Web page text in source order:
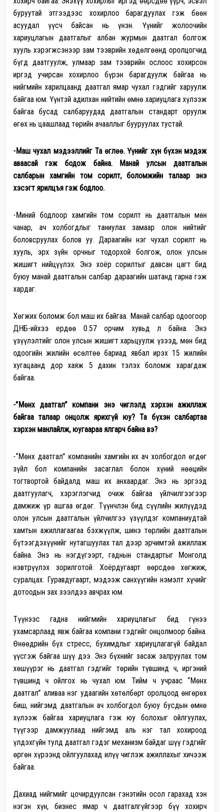
буруутай этгээдээс хохирлоо барагдуулах гэж бөөн
асуудал үүсч байсан нь үнэн. Үүнийг жолоочийн
хариуцлагын даатгалыг албан журмын даатгал болгож
хууль хэрэгжсэнээр зам тээврийн хөдөлгөөнд оролцогчид
бүгд даатгуулж, улмаар зам тээврийн ослоос хохирсон
иргэд учирсан хохирлоо бүрэн барагдуулж байгаа нь
нийгмийн харилцаанд даатгал ямар чухал гэдгийг харуулж
байгаа юм. Үүнтэй адилхан нийтийн өмнө хариуцлага хүлээж
байгаа бусад салбаруудад даатгалын стандарт оруулж
өгөх нь цаашлаад төрийн ачааллыг бууруулах тустай.
-Маш чухал мэдээллийг Та өглөө. Үүнийг хүн бүхэн мэдэж
аваасай гэж бодож байна. Манай улсын даатгалын
салбарын хамгийн том сорилт, боломжийн талаар энэ
хэсэгт ярилцъя гэж бодлоо.
-Миний бодлоор хамгийн том сорилт нь даатгалын мөн
чанар, ач холбогдлыг таниулах замаар олон нийтийг
боловсруулах болов уу. Дараагийн нэг чухал сорилт нь
хууль, эрх зүйн орчныг тодорхой болгож, олон улсын
жишигт нийцүүлэх. Энэ хоёр сорилтыг давсан цагт бид
буюу манай даатгалын салбар дараагийн шатанд гарна гэж
хардаг.
Хөгжих боломж бол маш их байгаа. Манай салбар одоогоор
ДНБ-ийхээ ердөө 0.57 орчим хувьд л байна. Энэ
үзүүлэлтийг олон улсын жишигт харьцуулж үзээд, мөн бид
одоогийн жилийн өсөлтөө бариад явбал ирэх 15 жилийн
хугацаанд дор хаяж 5 дахин тэлэх боломж харагдаж
байгаа.
-”Мөнх даатгал” компани энэ чиглэлд хэрхэн ажиллаж
байгаа талаар онцолж ярихгүй юу? Та бүхэн салбартаа
хэрхэн манлайлж, юугаараа ялгарч байна вэ?
-“Мөнх даатгал” компанийн хамгийн их ач холбогдол өгдөг
зүйл бол компанийн засаглал болон хүний нөөцийн
тогтвортой байдалд маш их анхаардаг. Энэ нь эргээд
даатгуулагч, хэрэглэгчид очиж байгаа үйлчилгээгээр
дамжиж үр ашгаа өгдөг. Түүнчлэн бид сүүлийн жилүүдэд
олон улсын даатгалын үйлчилгээ үзүүлдэг компаниудтай
хамтын ажиллагаагаа бэхжүүлж, шинэ төрлийн даатгалын
бүтээгдэхүүнийг нутагшуулах тал дээр эрчимтэй ажиллаж
байна. Энэ нь нэгдүгээрт, гаднын стандартыг Монголд
нэвтрүүлэх зорилготой. Хоёрдугаарт өөрсдөө хөгжиж,
суралцах. Гуравдугаарт, мэдээж санхүүгийн нэмэлт хүчийг
дотоодын зах зээлдээ авчрах юм.
Түүнээс гадна нийгмийн хариуцлагыг бид гүнээ
ухамсарлаад явж байгаа компани гэдгийг онцолмоор байна.
Өнөөдрийн бүх стресс, бухимдлыг хариуцлагагүй байдал
үүсгэж байгаа шүү дээ. Энэ бүхнийг засаж залруулах том
хөшүүрэг нь даатгал гэдгийг төрийн түвшинд ч, иргэний
түвшинд ч ойлгох нь чухал юм. Тийм ч учраас “Мөнх
даатгал” аливаа нэг удаагийн хөтөлбөрт оролцоод өнгөрөх
биш, нийгэмд даатгалын ач холбогдол буюу бусдын өмнө
хүлээж байгаа хариуцлага гэж юу болохыг ойлгуулах,
түүгээр дамжуулаад нийгэмд аль нэг тал хохироод
үлдэхгүйн тулд даатгал гэдэг механизм байдаг шүү гэдгийг
өргөн хүрээнд ойлгуулахад илүү чиглэж ажиллахыг хичээж
байгаа.
Дахиад нийгмийг цочирдуулсан гэнэтийн осол гарахад хэн
нэгэн хүн, бизнес ямар ч даатгалгүйгээр бүү хохирч